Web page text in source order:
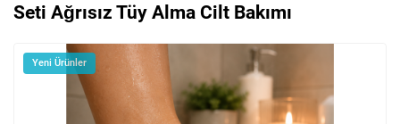
Seti Ağrısız Tüy Alma Cilt Bakımı
Yeni Ürünler